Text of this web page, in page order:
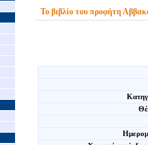
Το βιβλίο του προφήτη